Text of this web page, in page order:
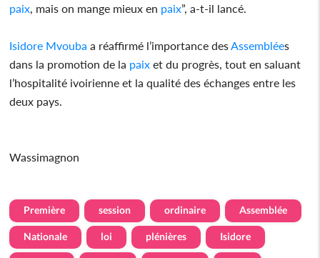
paix, mais on mange mieux en paix”, a-t-il lancé.
Isidore Mvouba a réaffirmé l’importance desAssemblées
dans la promotion de la paix et du progrès, tout en saluant
l’hospitalité ivoirienne et la qualité des échanges entre les
deux pays.
Wassimagnon
Première session ordinaire Assemblée
Nationale loi plénières Isidore